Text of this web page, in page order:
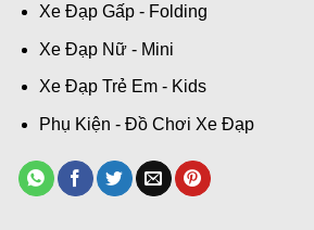
Xe Đạp Gấp - Folding
Xe Đạp Nữ - Mini
Xe Đạp Trẻ Em - Kids
Phụ Kiện - Đồ Chơi Xe Đạp